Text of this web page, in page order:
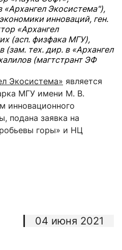
«Архангел Экосистема"),
инноваций, ген.
«Архангел
(асп. физфака МГУ),
(зам. тех. дир. в «Архангел
(магтстрант ЭФ
Экосистема» является
МГУ имени М. В.
инновационного
подана заявка на
горы» и НЦ
04 июня 2021